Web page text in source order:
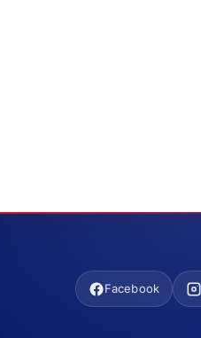
Facebook